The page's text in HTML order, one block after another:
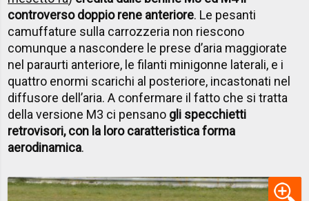
controverso doppio rene anteriore. Le pesanti
camuffature sulla carrozzeria non riescono
comunque a nascondere le prese d’aria maggiorate
nel paraurti anteriore, le filanti minigonne laterali, e i
quattro enormi scarichi al posteriore, incastonati nel
diffusore dell’aria. A confermare il fatto che si tratta
della versione M3 ci pensano gli specchietti
retrovisori, con la loro caratteristica forma
aerodinamica.